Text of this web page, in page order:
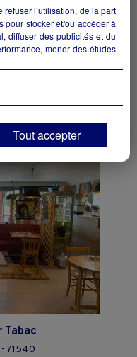
d’Aron
collectivite
Tabac
71540
l’utilisation, de la part
pour stocker et/ou accéder à
diffuser des publicités et du
mener des études
fonctionnalités liées à la
traceurs techniquesseront
sur "Tout accepter",
et les modifier à tout
vos choix" situé en bas de
Tout accepter